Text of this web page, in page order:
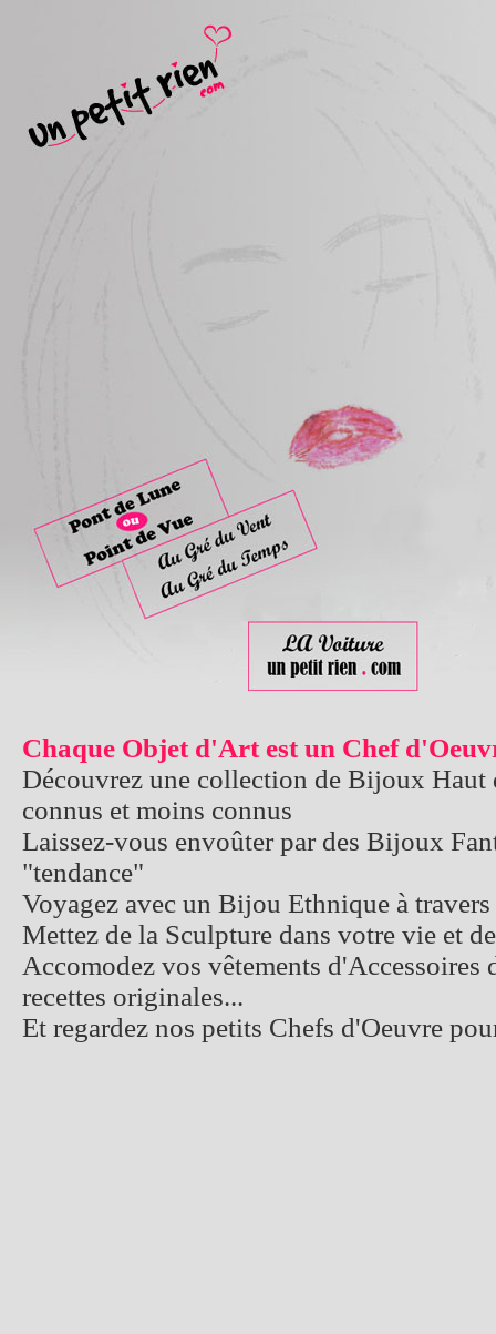
Chaque Objet d'Art est un Chef
Découvrez une collection de Bijoux Haut
connus et moins connus
Laissez-vous envoûter par des Bijoux
"tendance"
Voyagez avec un Bijou Ethnique à
Mettez de la Sculpture dans votre vie et
Accomodez vos vêtements d'Accessoires
recettes originales...
Et regardez nos petits Chefs d'Oeuvre